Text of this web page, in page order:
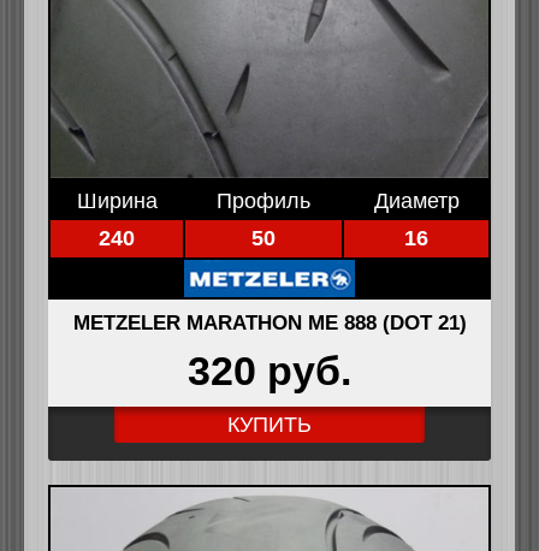
Ширина
240
Профиль
50
Диаметр
16
METZELER MARATHON ME 888 (DOT 21)
320 pуб.
КУПИТЬ